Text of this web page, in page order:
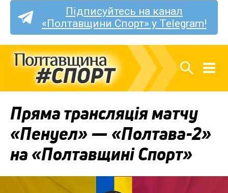
Підписуйтесь на канал
«Полтавщини Спорт» у Telegram!
Пряма трансляція матчу
«Пенуел» — «Полтава-2»
на «Полтавщині Спорт»